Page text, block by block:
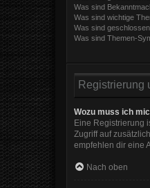
Was sind
Was sind wichtige
Was sind
Was sind Themen-
Registrierung
Wozu muss ich
Eine Registrierung
Zugriff auf
empfehlen dir eine
Nach oben